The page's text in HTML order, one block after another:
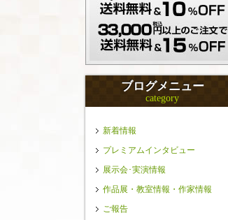
ブログメニュー
category
新着情報
プレミアムインタビュー
展示会･実演情報
作品展・教室情報・作家情報
ご報告